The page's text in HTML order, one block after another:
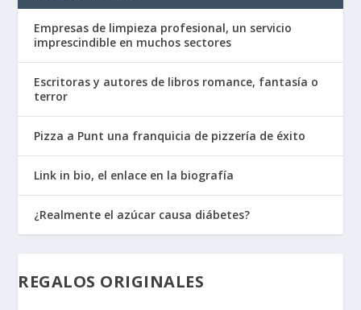
Empresas de limpieza profesional, un servicio
imprescindible en muchos sectores
Escritoras y autores de libros romance, fantasía o
terror
Pizza a Punt una franquicia de pizzería de éxito
Link in bio, el enlace en la biografía
¿Realmente el azúcar causa diábetes?
REGALOS ORIGINALES